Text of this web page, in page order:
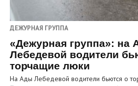
ДЕЖУРНАЯ ГРУППА
«Дежурная группа»: на
Лебедевой водители
торчащие люки
На Ады Лебедевой водители бьются о